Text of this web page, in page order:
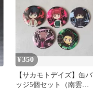
¥350
【サカモトデイズ】缶バ
ッジ5個セット（南雲・